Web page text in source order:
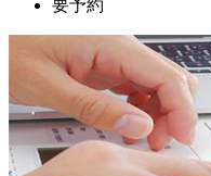
要予約